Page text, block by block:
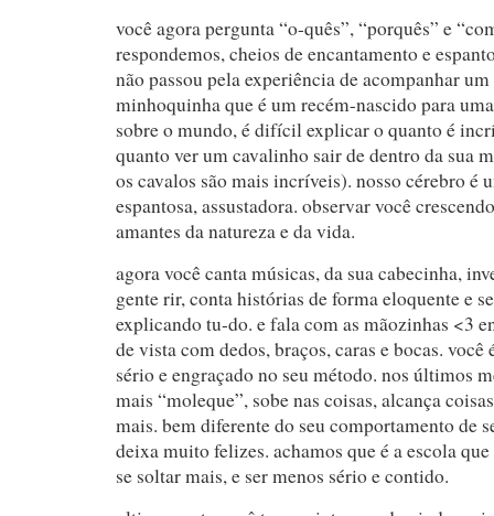
você agora pergunta “o-quês”, “porquês” e
respondemos, cheios de encantamento e
não passou pela experiência de acompanhar
minhoquinha que é um recém-nascido para
sobre o mundo, é difícil explicar o quanto é
quanto ver um cavalinho sair de dentro da sua
os cavalos são mais incríveis). nosso cérebro é
espantosa, assustadora. observar você
amantes da natureza e da vida.
agora você canta músicas, da sua cabecinha,
gente rir, conta histórias de forma eloquente e
explicando tu-do. e fala com as mãozinhas <3
de vista com dedos, braços, caras e bocas.
sério e engraçado no seu método. nos últimos
mais “moleque”, sobe nas coisas, alcança
mais. bem diferente do seu comportamento de
deixa muito felizes. achamos que é a escola
se soltar mais, e ser menos sério e contido.